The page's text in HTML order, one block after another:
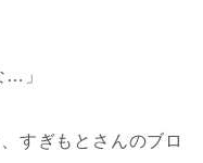
…」
すぎもとさんのブロ